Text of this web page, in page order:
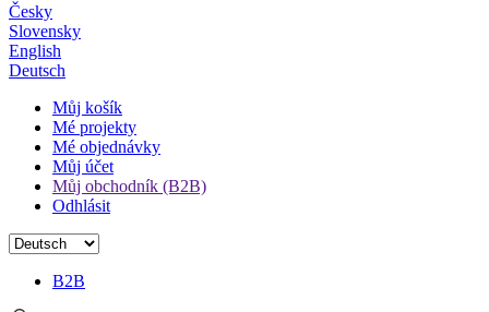
Česky
Slovensky
English
Deutsch
Můj košík
Mé projekty
Mé objednávky
Můj účet
Můj obchodník (B2B)
Odhlásit
B2B